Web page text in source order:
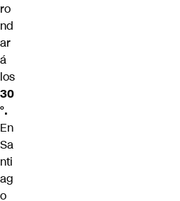
ro
nd
ar
á
los
30
°.
En
Sa
nti
ag
o